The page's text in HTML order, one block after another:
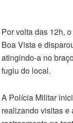
Por volta das 12h,
Boa Vista e
atingindo-a no
fugiu do local.
A Polícia Militar
realizando visitas e